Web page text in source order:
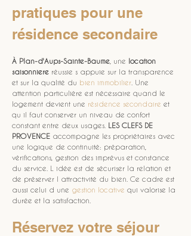
pratiques pour une
résidence secondaire
À Plan-d'Aups-Sainte-Baume , une location
saisonniere réussie s appuie sur la transparence
et sur la qualité du bien immobilier . Une
attention particulière est nécessaire quand le
logement devient une résidence secondaire et
qu il faut conserver un niveau de confort
constant entre deux usages. LES CLEFS DE
PROVENCE accompagne les propriétaires avec
une logique de continuité: préparation,
vérifications, gestion des imprévus et constance
du service. L idée est de sécuriser la relation et
de préserver l attractivité du bien. Ce cadre est
aussi celui d une gestion locative qui valorise la
durée et la satisfaction.
Réservez votre séjour